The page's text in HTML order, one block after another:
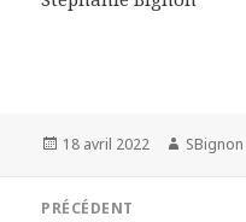
Publié
18 avril 2022 Auteur
SBignon
PRÉCÉDENT